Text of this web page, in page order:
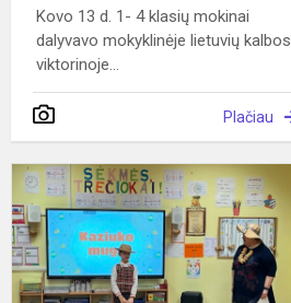
Kovo 13 d. 1- 4 klasių mokinai
dalyvavo mokyklinėje lietuvių kalbos
viktorinoje...
Plačiau
Sparnuočius
pasitinkant